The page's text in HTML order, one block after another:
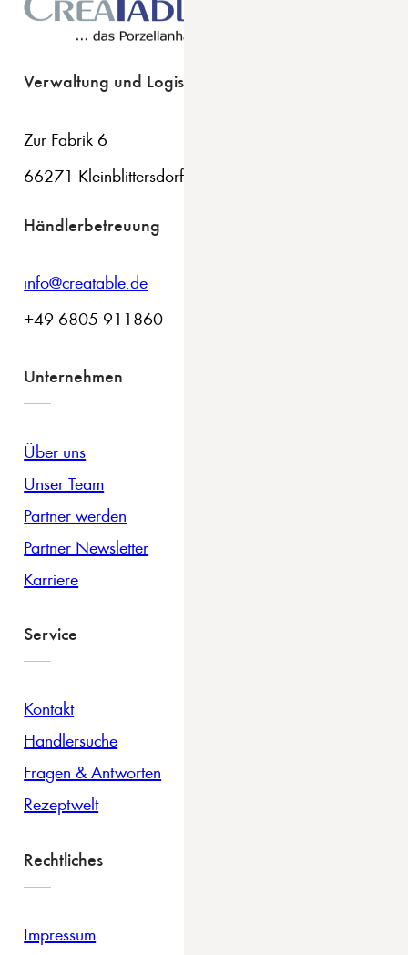
Verwaltung und Logistik
Zur Fabrik 6
66271 Kleinblittersdorf
Händlerbetreuung
info@creatable.de
+49 6805 911860
Unternehmen
Über uns
Unser Team
Partner werden
Partner Newsletter
Karriere
Service
Kontakt
Händlersuche
Fragen & Antworten
Rezeptwelt
Rechtliches
Impressum